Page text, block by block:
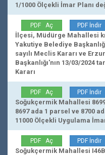
1/1000 Ölçekli İmar Planı
PDF Aç PDF İndir
İlçesi, Müdürge Mahallesi
Yakutiye Belediye
sayılı Meclis Kararı ve
Başkanlığı'nın 13/03/2024
Kararı
PDF Aç PDF İndir
Soğukçermik Mahallesi
8697 ada 1 parsel ve 8700
11000 Ölçekli Uygulama
PDF Aç PDF İndir
Soğukçermik Mahallesi